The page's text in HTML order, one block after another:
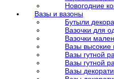
Новогодние
Вазы и вазоны
Бутыли
Вазочки для
Вазочки
Вазы высокие
Вазы гутной
Вазы гутной
Вазы